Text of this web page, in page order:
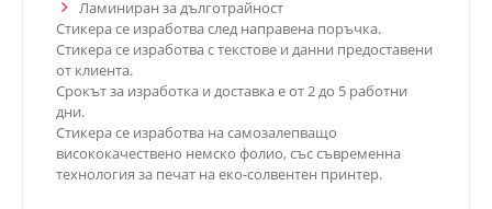
Ламиниран за дълготрайност
Стикера се изработва след направена поръчка.
Стикера се изработва с текстове и данни предоставени
от клиента.
Срокът за изработка и доставка е от 2 до 5 работни
дни.
Стикера се изработва на самозалепващо
висококачествено немско фолио, със съвременна
технология за печат на еко-солвентен принтер.